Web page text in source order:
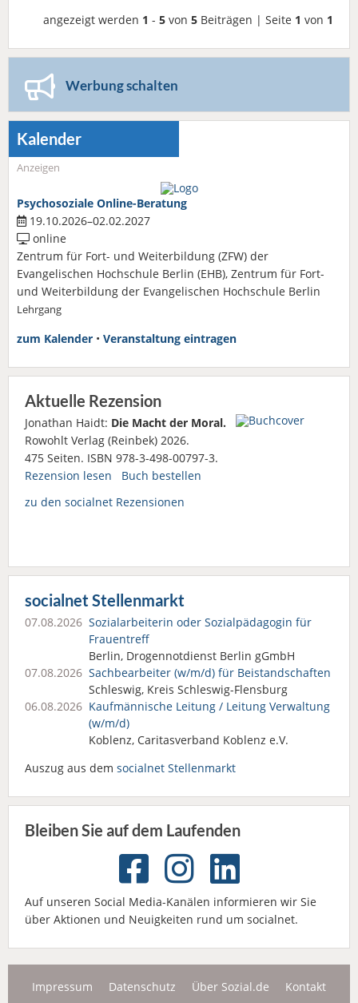
angezeigt werden 1 - 5 von 5 Beiträgen | Seite 1 von 1
Werbung schalten
Kalender
Anzeigen
Psychosoziale Online-Beratung
19.10.2026–02.02.2027
online
Zentrum für Fort- und Weiterbildung (ZFW) der
Evangelischen Hochschule Berlin (EHB), Zentrum für Fort-
und Weiterbildung der Evangelischen Hochschule Berlin
Lehrgang
zum Kalender • Veranstaltung eintragen
Aktuelle Rezension
Jonathan Haidt: Die Macht der Moral.
Rowohlt Verlag (Reinbek) 2026.
475 Seiten. ISBN 978-3-498-00797-3.
Rezension lesen
Buch bestellen
zu den socialnet Rezensionen
socialnet Stellenmarkt
07.08.2026 Sozialarbeiterin oder Sozialpädagogin für
Frauentreff
Berlin, Drogennotdienst Berlin gGmbH
07.08.2026 Sachbearbeiter (w/m/d) für Beistandschaften
Schleswig, Kreis Schleswig-Flensburg
06.08.2026 Kaufmännische Leitung / Leitung Verwaltung
(w/m/d)
Koblenz, Caritasverband Koblenz e.V.
Auszug aus dem socialnet Stellenmarkt
Bleiben Sie auf dem Laufenden
Auf unseren Social Media-Kanälen informieren wir Sie
über Aktionen und Neuigkeiten rund um socialnet.
Impressum Datenschutz Über Sozial.de Kontakt